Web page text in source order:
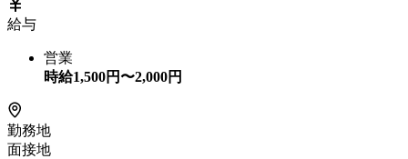
給与
営業
時給1,500円〜2,000円
勤務地
面接地